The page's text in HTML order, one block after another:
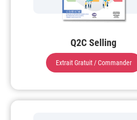
Q2C Selling
Extrait Gratuit / Commander